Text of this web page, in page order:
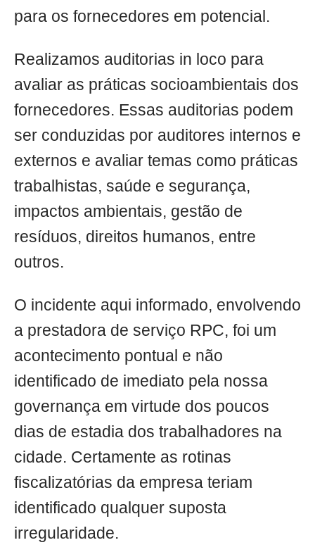
para os fornecedores em potencial.
Realizamos auditorias in loco para
avaliar as práticas socioambientais dos
fornecedores. Essas auditorias podem
ser conduzidas por auditores internos e
externos e avaliar temas como práticas
trabalhistas, saúde e segurança,
impactos ambientais, gestão de
resíduos, direitos humanos, entre
outros.
O incidente aqui informado, envolvendo
a prestadora de serviço RPC, foi um
acontecimento pontual e não
identificado de imediato pela nossa
governança em virtude dos poucos
dias de estadia dos trabalhadores na
cidade. Certamente as rotinas
fiscalizatórias da empresa teriam
identificado qualquer suposta
irregularidade.